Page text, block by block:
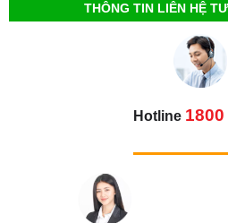
THÔNG TIN LIÊN HỆ
Hotline